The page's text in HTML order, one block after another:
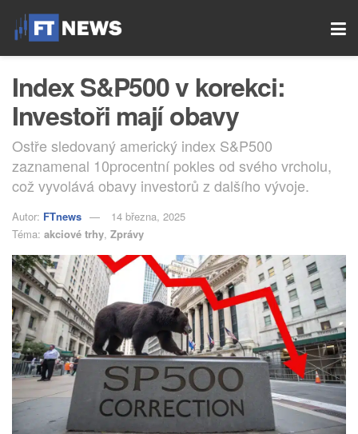
Index S&P500 v korekci:
Investoři mají obavy
Ostře sledovaný americký index S&P500
zaznamenal 10procentní pokles od svého vrcholu,
což vyvolává obavy investorů z dalšího vývoje.
Autor: FTnews
14 března, 2025
Téma: akciové trhy, Zprávy